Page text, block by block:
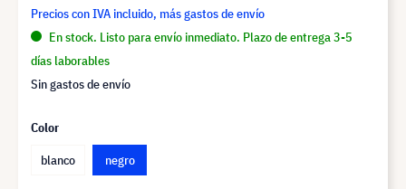
Precios con IVA incluido, más gastos de envío
En stock. Listo para envío inmediato. Plazo de entrega 3-5
días laborables
Sin gastos de envío
Color
blanco
negro